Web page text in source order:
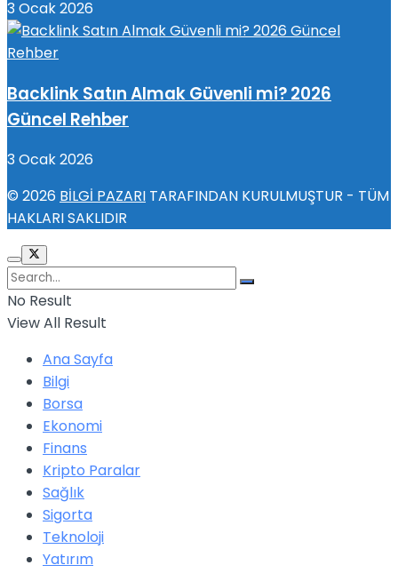
3 Ocak 2026
Backlink Satın Almak Güvenli mi? 2026
Güncel Rehber
3 Ocak 2026
© 2026 BİLGİ PAZARI TARAFINDAN KURULMUŞTUR - TÜM
HAKLARI SAKLIDIR
No Result
View All Result
Ana Sayfa
Bilgi
Borsa
Ekonomi
Finans
Kripto Paralar
Sağlık
Sigorta
Teknoloji
Yatırım